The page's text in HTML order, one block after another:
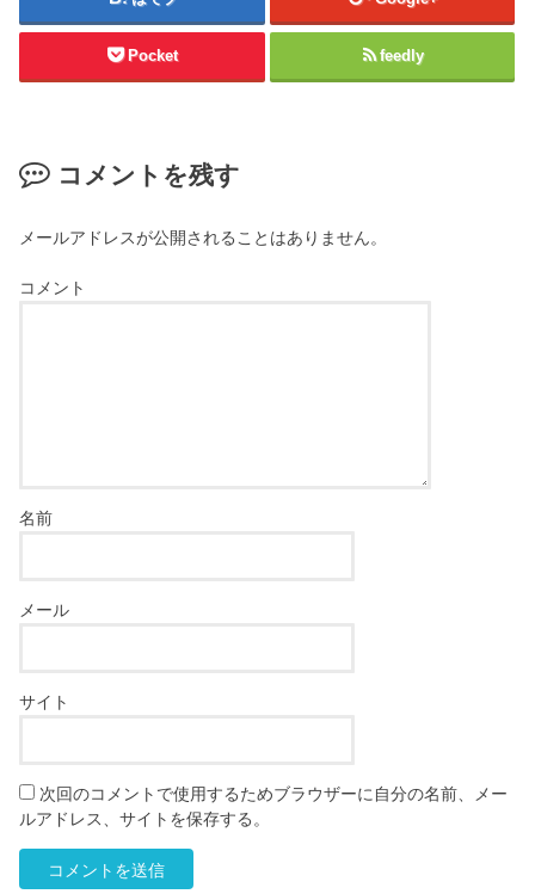
Pocket feedly
コメントを残す
メールアドレスが公開されることはありません。
コメント
名前
メール
サイト
次回のコメントで使用するためブラウザーに自分の名前、メー
ルアドレス、サイトを保存する。